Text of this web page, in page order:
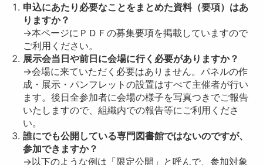
申込にあたり必要なことをまとめた資料（要項）はあ
りますか？
→本ページにＰＤＦの募集要項を掲載していますので
ご利用ください。
展示会当日や前日に会場に行く必要がありますか？
→会場に来ていただく必要はありません。パネルの作
成・展示・パンフレットの設置はすべて主催者が行い
ます。後日全参加者に会場の様子を写真つきでご報告
いたしますので、組織内での報告等にご利用くださ
い。
誰にでも公開している専門図書館ではないのですが、
参加できますか？
→以下のような例は「限定公開」と呼んで、参加対象